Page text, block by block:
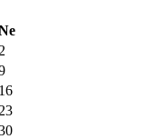
2
16
23